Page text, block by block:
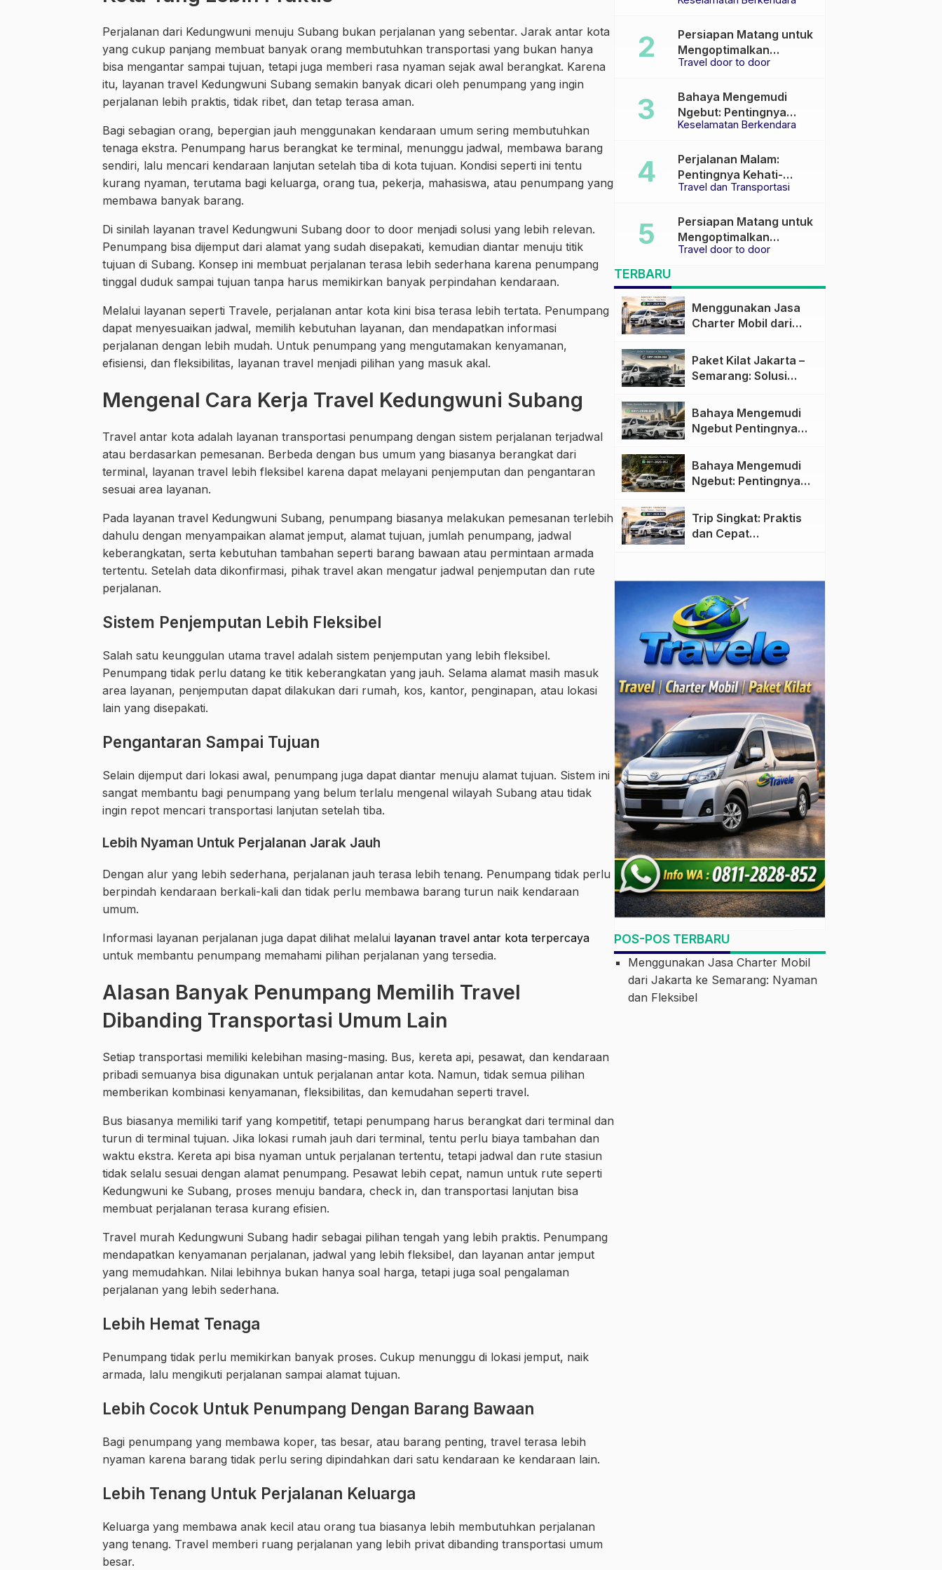
Perjalanan dari Kedungwuni menuju Subang bukan perjalanan yang sebentar. Jarak antar kota
yang cukup panjang membuat banyak orang membutuhkan transportasi yang bukan hanya
bisa mengantar sampai tujuan, tetapi juga memberi rasa nyaman sejak awal berangkat. Karena
itu, layanan travel Kedungwuni Subang semakin banyak dicari oleh penumpang yang ingin
perjalanan lebih praktis, tidak ribet, dan tetap terasa aman.
Bagi sebagian orang, bepergian jauh menggunakan kendaraan umum sering membutuhkan
tenaga ekstra. Penumpang harus berangkat ke terminal, menunggu jadwal, membawa barang
sendiri, lalu mencari kendaraan lanjutan setelah tiba di kota tujuan. Kondisi seperti ini tentu
kurang nyaman, terutama bagi keluarga, orang tua, pekerja, mahasiswa, atau penumpang yang
membawa banyak barang.
Di sinilah layanan travel Kedungwuni Subang door to door menjadi solusi yang lebih relevan.
Penumpang bisa dijemput dari alamat yang sudah disepakati, kemudian diantar menuju titik
tujuan di Subang. Konsep ini membuat perjalanan terasa lebih sederhana karena penumpang
tinggal duduk sampai tujuan tanpa harus memikirkan banyak perpindahan kendaraan.
Melalui layanan seperti Travele, perjalanan antar kota kini bisa terasa lebih tertata. Penumpang
dapat menyesuaikan jadwal, memilih kebutuhan layanan, dan mendapatkan informasi
perjalanan dengan lebih mudah. Untuk penumpang yang mengutamakan kenyamanan,
efisiensi, dan fleksibilitas, layanan travel menjadi pilihan yang masuk akal.
Mengenal Cara Kerja Travel Kedungwuni Subang
Travel antar kota adalah layanan transportasi penumpang dengan sistem perjalanan terjadwal
atau berdasarkan pemesanan. Berbeda dengan bus umum yang biasanya berangkat dari
terminal, layanan travel lebih fleksibel karena dapat melayani penjemputan dan pengantaran
sesuai area layanan.
Pada layanan travel Kedungwuni Subang, penumpang biasanya melakukan pemesanan terlebih
dahulu dengan menyampaikan alamat jemput, alamat tujuan, jumlah penumpang, jadwal
keberangkatan, serta kebutuhan tambahan seperti barang bawaan atau permintaan armada
tertentu. Setelah data dikonfirmasi, pihak travel akan mengatur jadwal penjemputan dan rute
perjalanan.
Sistem Penjemputan Lebih Fleksibel
Salah satu keunggulan utama travel adalah sistem penjemputan yang lebih fleksibel.
Penumpang tidak perlu datang ke titik keberangkatan yang jauh. Selama alamat masih masuk
area layanan, penjemputan dapat dilakukan dari rumah, kos, kantor, penginapan, atau lokasi
lain yang disepakati.
Pengantaran Sampai Tujuan
Selain dijemput dari lokasi awal, penumpang juga dapat diantar menuju alamat tujuan. Sistem ini
sangat membantu bagi penumpang yang belum terlalu mengenal wilayah Subang atau tidak
ingin repot mencari transportasi lanjutan setelah tiba.
Lebih Nyaman Untuk Perjalanan Jarak Jauh
Dengan alur yang lebih sederhana, perjalanan jauh terasa lebih tenang. Penumpang tidak perlu
berpindah kendaraan berkali-kali dan tidak perlu membawa barang turun naik kendaraan
umum.
Informasi layanan perjalanan juga dapat dilihat melalui layanan travel antar kota terpercaya
untuk membantu penumpang memahami pilihan perjalanan yang tersedia.
Alasan Banyak Penumpang Memilih Travel
Dibanding Transportasi Umum Lain
Setiap transportasi memiliki kelebihan masing-masing. Bus, kereta api, pesawat, dan kendaraan
pribadi semuanya bisa digunakan untuk perjalanan antar kota. Namun, tidak semua pilihan
memberikan kombinasi kenyamanan, fleksibilitas, dan kemudahan seperti travel.
Bus biasanya memiliki tarif yang kompetitif, tetapi penumpang harus berangkat dari terminal dan
turun di terminal tujuan. Jika lokasi rumah jauh dari terminal, tentu perlu biaya tambahan dan
waktu ekstra. Kereta api bisa nyaman untuk perjalanan tertentu, tetapi jadwal dan rute stasiun
tidak selalu sesuai dengan alamat penumpang. Pesawat lebih cepat, namun untuk rute seperti
Kedungwuni ke Subang, proses menuju bandara, check in, dan transportasi lanjutan bisa
membuat perjalanan terasa kurang efisien.
Travel murah Kedungwuni Subang hadir sebagai pilihan tengah yang lebih praktis. Penumpang
mendapatkan kenyamanan perjalanan, jadwal yang lebih fleksibel, dan layanan antar jemput
yang memudahkan. Nilai lebihnya bukan hanya soal harga, tetapi juga soal pengalaman
perjalanan yang lebih sederhana.
Lebih Hemat Tenaga
Penumpang tidak perlu memikirkan banyak proses. Cukup menunggu di lokasi jemput, naik
armada, lalu mengikuti perjalanan sampai alamat tujuan.
Lebih Cocok Untuk Penumpang Dengan Barang Bawaan
Bagi penumpang yang membawa koper, tas besar, atau barang penting, travel terasa lebih
nyaman karena barang tidak perlu sering dipindahkan dari satu kendaraan ke kendaraan lain.
Lebih Tenang Untuk Perjalanan Keluarga
Keluarga yang membawa anak kecil atau orang tua biasanya lebih membutuhkan perjalanan
yang tenang. Travel memberi ruang perjalanan yang lebih privat dibanding transportasi umum
besar.
Travel door to door
Persiapan Matang untuk
Mengoptimalkan
Pengalaman Travel
Keselamatan Berkendara
Bahaya Mengemudi
Ngebut: Pentingnya
Keselamatan di Jalan
Travel dan Transportasi
Perjalanan Malam:
Pentingnya Kehati-
hatian dan Pemilihan
Travel door to door
Persiapan Matang untuk
Mengoptimalkan
Pengalaman Travel
TERBARU
Menggunakan Jasa
Charter Mobil dari
Nyaman dan Fleksibel
Paket Kilat Jakarta –
Semarang: Solusi
Efisien
Bahaya Mengemudi
Ngebut Pentingnya
raya
Bahaya Mengemudi
Ngebut: Pentingnya
Trip Singkat: Praktis
dan Cepat
POS-POS TERBARU
Menggunakan Jasa Charter Mobil
dari Jakarta ke Semarang: Nyaman
dan Fleksibel